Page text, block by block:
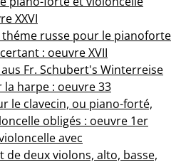
XXVI
russe pour le pianoforte
: oeuvre XVII
Fr. Schubert's Winterreise
harpe : oeuvre 33
le clavecin, ou piano-forté,
obligés : oeuvre 1er
avec
de deux violons, alto, basse,